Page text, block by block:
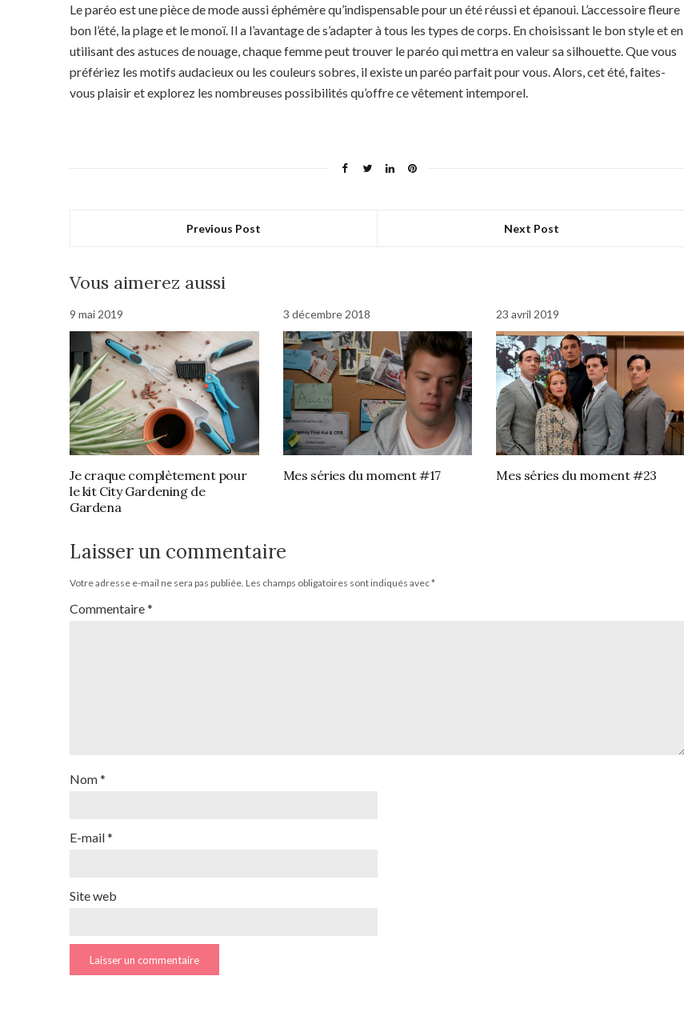
Le paréo est une pièce de mode aussi éphémère qu’indispensable pour un été réussi et épanoui. L’accessoire fleure
bon l’été, la plage et le monoï. Il a l’avantage de s’adapter à tous les types de corps. En choisissant le bon style et en
utilisant des astuces de nouage, chaque femme peut trouver le paréo qui mettra en valeur sa silhouette. Que vous
préfériez les motifs audacieux ou les couleurs sobres, il existe un paréo parfait pour vous. Alors, cet été, faites-
vous plaisir et explorez les nombreuses possibilités qu’offre ce vêtement intemporel.
Previous Post Next Post
Vous aimerez aussi
9 mai 2019
Je craque complètement pour
le kit City Gardening de
Gardena
3 décembre 2018
Mes séries du moment #17
23 avril 2019
Mes séries du moment #23
Laisser un commentaire
Votre adresse e-mail ne sera pas publiée. Les champs obligatoires sont indiqués avec*
Commentaire*
Nom*
E-mail*
Site web